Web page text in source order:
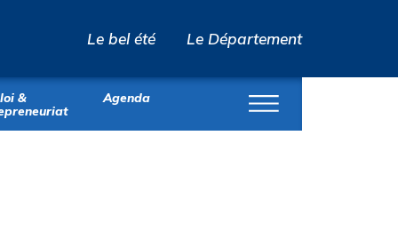
Le bel été Le Département
&
Agenda
OK